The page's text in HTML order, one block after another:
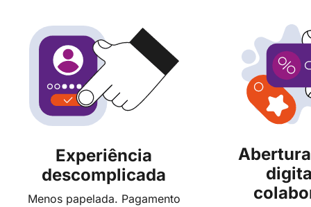
Experiência
descomplicada
Menos papelada. Pagamento